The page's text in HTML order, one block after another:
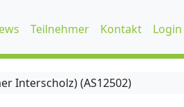
Teilnehmer Kontakt Login
Interscholz) (AS12502)